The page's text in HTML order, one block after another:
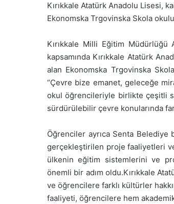
Kırıkkale Atatürk Anadolu Lisesi,
Ekonomska Trgovinska Skola
Kırıkkale Milli Eğitim
kapsamında Kırıkkale Atatürk
alan Ekonomska Trgovinska
“Çevre bize emanet, geleceğe
okul öğrencileriyle birlikte çeşitli
sürdürülebilir çevre konularında
Öğrenciler ayrıca Senta Belediye
gerçekleştirilen proje faaliyetleri
ülkenin eğitim sistemlerini ve
önemli bir adım oldu.Kırıkkale
ve öğrencilere farklı kültürler
faaliyeti, öğrencilere hem